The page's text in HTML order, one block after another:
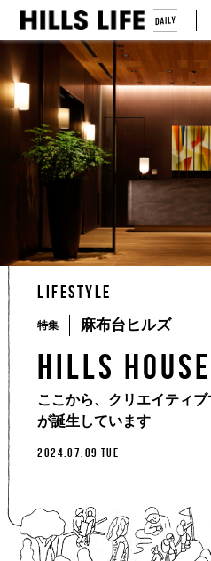
LIFESTYLE
特集 麻布台ヒルズ
HILLS HOUSE
ここから、クリエイティ
が誕生しています
2024.07.09 TUE